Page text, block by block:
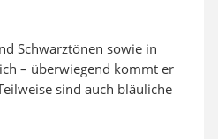
Schwarztönen sowie in
– überwiegend kommt er
sind auch bläuliche